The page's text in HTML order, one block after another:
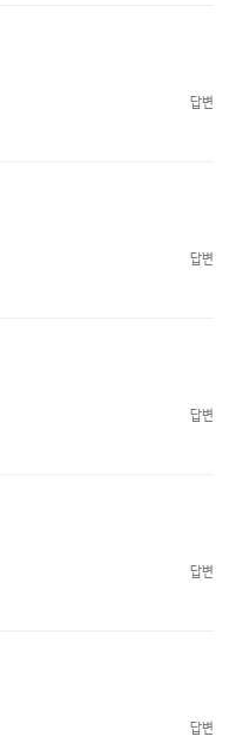
답변
답변
답변
답변
답변